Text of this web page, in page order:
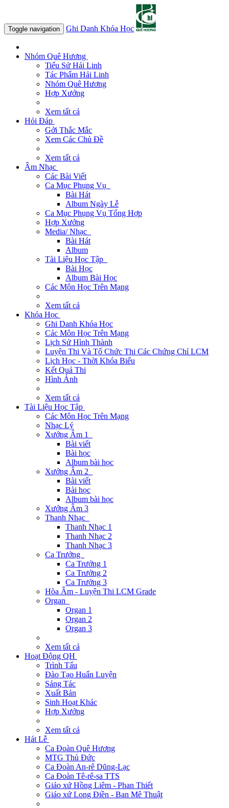
Toggle navigation Ghi Danh Khóa Học
Nhóm Quê Hương
Tiểu Sử Hải Linh
Tác Phẩm Hải Linh
Nhóm Quê Hương
Hợp Xướng
Xem tất cả
Hỏi Đáp
Gởi Thắc Mắc
Xem Các Chủ Đề
Xem tất cả
Âm Nhạc
Các Bài Viết
Ca Mục Phụng Vụ
Bài Hát
Album Ngày Lễ
Ca Mục Phụng Vụ Tổng Hợp
Hợp Xướng
Media/ Nhạc
Bài Hát
Album
Tài Liệu Học Tập
Bài Học
Album Bài Học
Các Môn Học Trên Mạng
Xem tất cả
Khóa Học
Ghi Danh Khóa Học
Các Môn Học Trên Mạng
Lịch Sử Hình Thành
Luyện Thi Và Tổ Chức Thi Các Chứng Chỉ LCM
Lịch Học - Thời Khóa Biểu
Kết Quả Thi
Hình Ảnh
Xem tất cả
Tài Liệu Học Tập
Các Môn Học Trên Mạng
Nhạc Lý
Xướng Âm 1
Bài viết
Bài học
Album bài học
Xướng Âm 2
Bài viết
Bài học
Album bài học
Xướng Âm 3
Thanh Nhạc
Thanh Nhạc 1
Thanh Nhạc 2
Thanh Nhạc 3
Ca Trưởng
Ca Trưởng 1
Ca Trưởng 2
Ca Trưởng 3
Hòa Âm - Luyện Thi LCM Grade
Organ
Organ 1
Organ 2
Organ 3
Xem tất cả
Hoạt Động QH
Trình Tấu
Đào Tạo Huấn Luyện
Sáng Tác
Xuất Bản
Sinh Hoạt Khác
Hợp Xướng
Xem tất cả
Hát Lễ
Ca Đoàn Quê Hương
MTG Thủ Đức
Ca Đoàn An-rê Dũng-Lạc
Ca Đoàn Tê-rê-sa TTS
Giáo xứ Hồng Liêm - Phan Thiết
Giáo xứ Long Điền - Ban Mê Thuật